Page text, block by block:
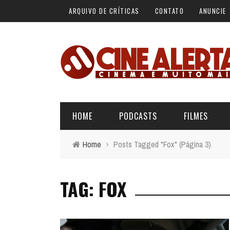
ARQUIVO DE CRÍTICAS CONTATO ANUNCIE
HOME PODCASTS
ALERTA DE SPOILER
FILMES
CINERAMA
Home › Posts Tagged "Fox" (Página 3)
TAG: FOX